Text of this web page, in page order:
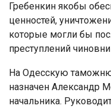
Гребенкин якобы
ценностей,
которые могли бы
преступлений
На Одесскую
назначен Александр
начальника.